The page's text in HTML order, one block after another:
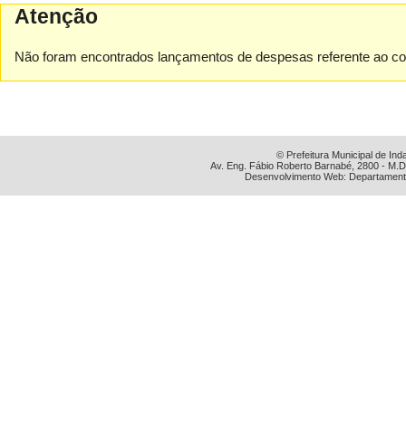
Atenção
Não foram encontrados lançamentos de despesas referente ao
© Prefeitura Municipal de
Av. Eng. Fábio Roberto Barnabé, 2800 -
Desenvolvimento Web: